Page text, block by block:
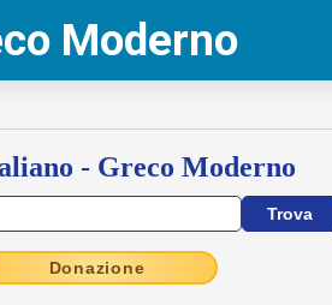
Moderno
- Greco Moderno
Donazione